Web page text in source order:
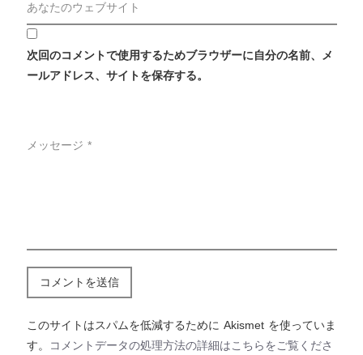
あなたのウェブサイト
次回のコメントで使用するためブラウザーに自分の名前、メ
ールアドレス、サイトを保存する。
メッセージ *
このサイトはスパムを低減するために Akismet を使っていま
す。
コメントデータの処理方法の詳細はこちらをご覧くださ